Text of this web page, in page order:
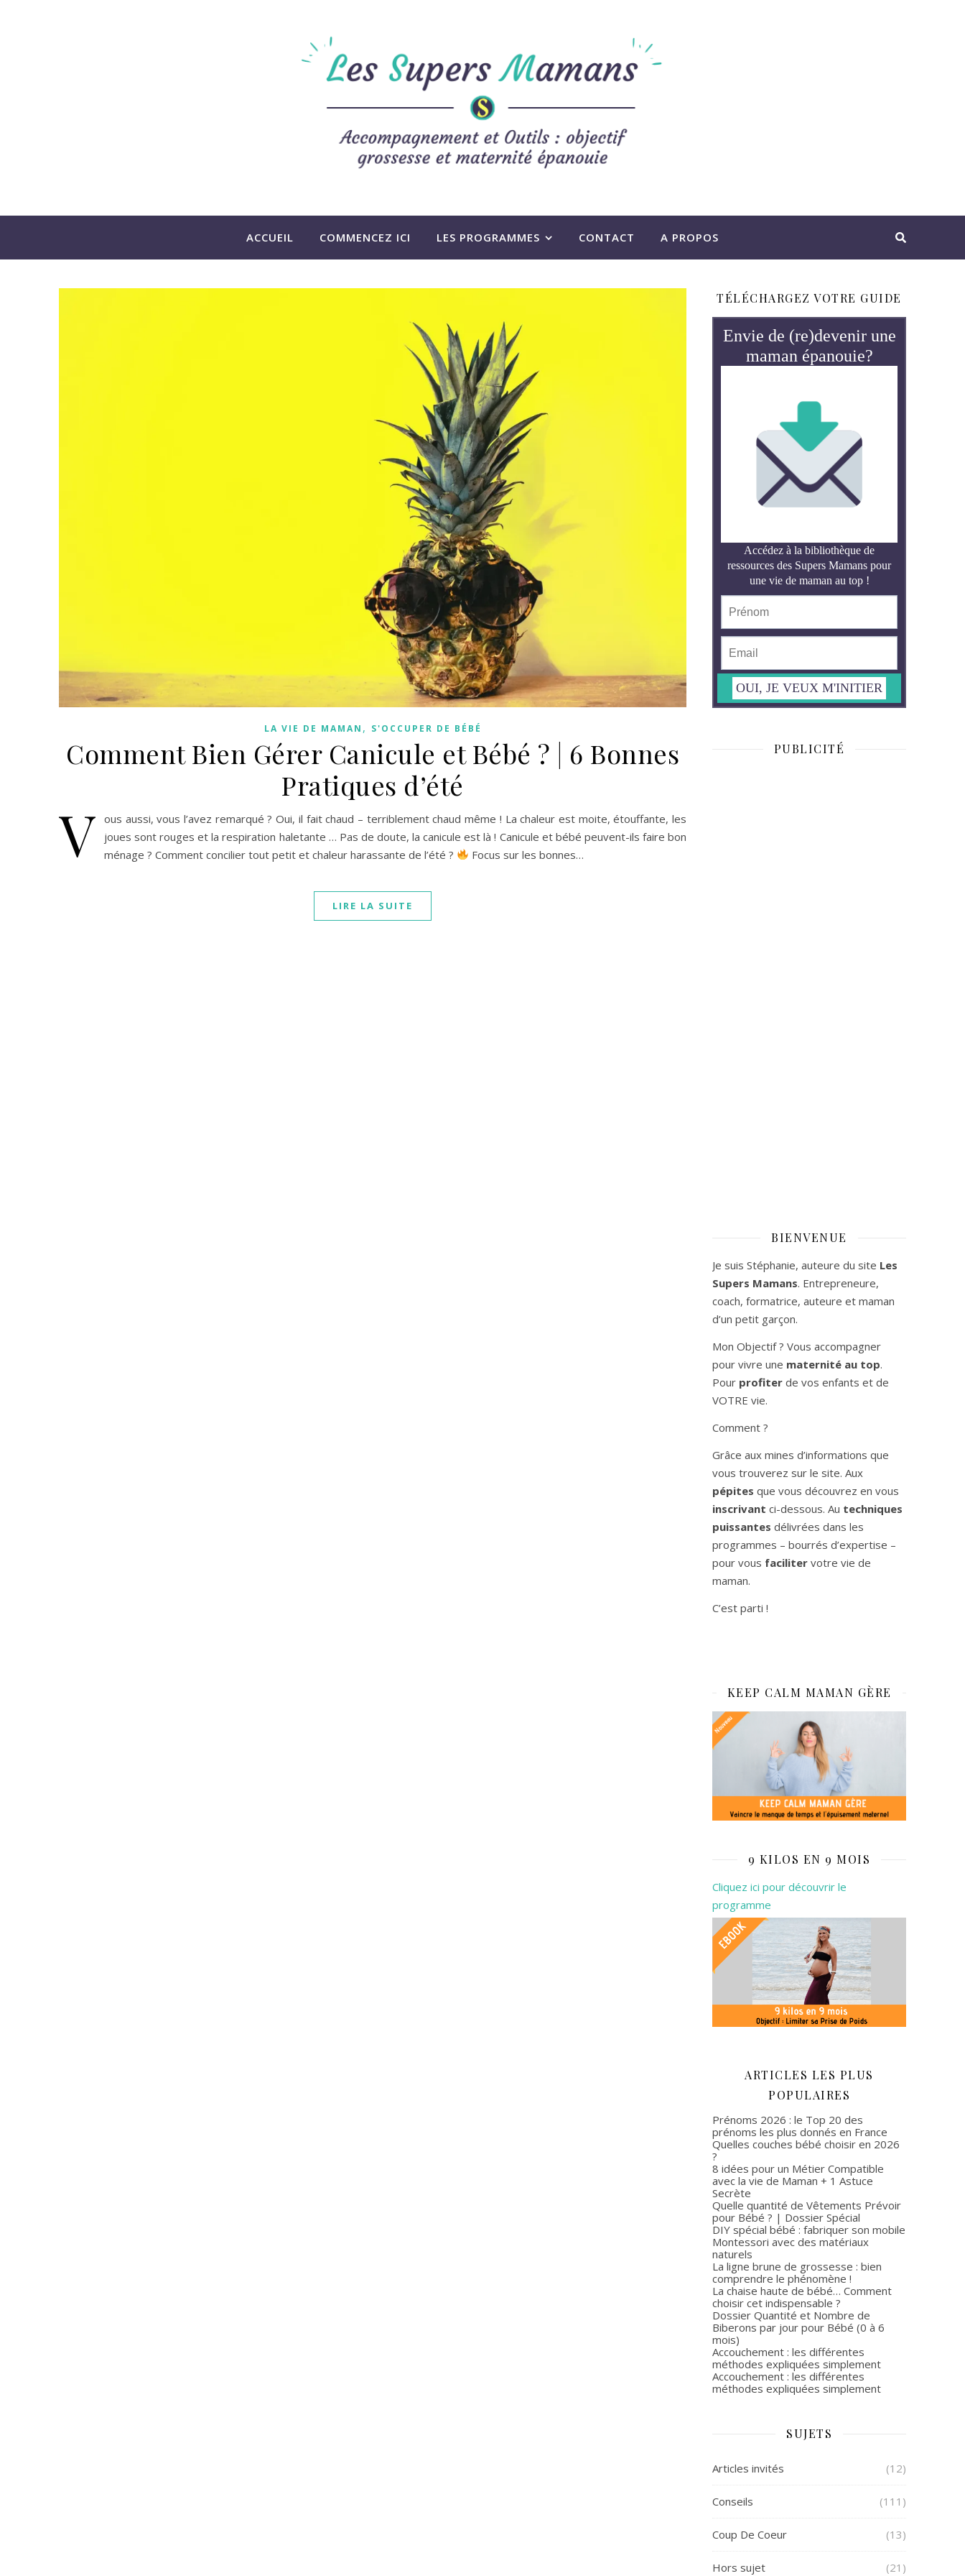
ACCUEIL COMMENCEZ ICI LES PROGRAMMES CONTACT A PROPOS
LA VIE DE MAMAN , S'OCCUPER DE BÉBÉ
Comment Bien Gérer Canicule et Bébé ? | 6 Bonnes
Pratiques d’été
V ous aussi, vous l’avez remarqué ? Oui, il fait chaud – terriblement chaud même ! La chaleur est moite, étouffante, les
joues sont rouges et la respiration haletante … Pas de doute, la canicule est là ! Canicule et bébé peuvent-ils faire bon
ménage ? Comment concilier tout petit et chaleur harassante de l’été ?
Focus sur les bonnes…
LIRE LA SUITE
TÉLÉCHARGEZ VOTRE GUIDE
PUBLICITÉ
BIENVENUE
Je suis Stéphanie, auteure du site Les
Supers Mamans. Entrepreneure,
coach, formatrice, auteure et maman
d’un petit garçon.
Mon Objectif ? Vous accompagner
pour vivre une maternité au top.
Pour profiter de vos enfants et de
VOTRE vie.
Comment ?
Grâce aux mines d’informations que
vous trouverez sur le site. Aux
pépites que vous découvrez en vous
inscrivant ci-dessous. Au techniques
puissantes délivrées dans les
programmes – bourrés d’expertise –
pour vous faciliter votre vie de
maman.
C’est parti !
KEEP CALM MAMAN GÈRE
9 KILOS EN 9 MOIS
Cliquez ici pour découvrir le
programme
ARTICLES LES PLUS
POPULAIRES
Prénoms 2026 : le Top 20 des
prénoms les plus donnés en France
Quelles couches bébé choisir en 2026
?
8 idées pour un Métier Compatible
avec la vie de Maman + 1 Astuce
Secrète
Quelle quantité de Vêtements Prévoir
pour Bébé ? | Dossier Spécial
DIY spécial bébé : fabriquer son mobile
Montessori avec des matériaux
naturels
La ligne brune de grossesse : bien
comprendre le phénomène !
La chaise haute de bébé… Comment
choisir cet indispensable ?
Dossier Quantité et Nombre de
Biberons par jour pour Bébé (0 à 6
mois)
Accouchement : les différentes
méthodes expliquées simplement
Accouchement : les différentes
méthodes expliquées simplement
SUJETS
Articles invités (12)
Conseils (111)
Coup De Coeur (13)
Hors sujet (21)